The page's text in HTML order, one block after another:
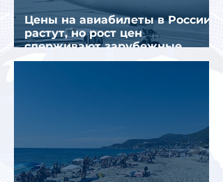
Цены на авиабилеты в России
растут, но рост цен
сдерживают зарубежные
конкуренты